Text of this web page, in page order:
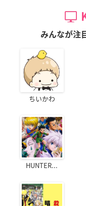
みんなが注
ちいかわ
HUNTER...